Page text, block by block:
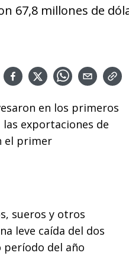
67,8 millones de
en los primeros
exportaciones de
el primer
sueros y otros
leve caída del dos
del año